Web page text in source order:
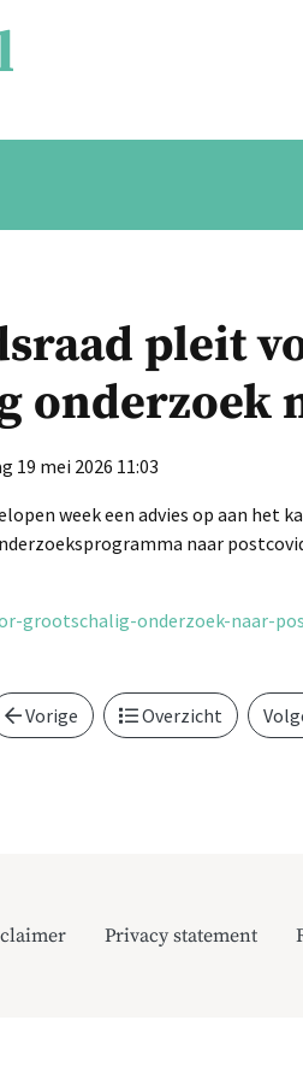
pleit
onderzoek
19 mei 2026 11:03
week een advies op aan het
naar
grootschalig-onderzoek-naar-
Vorige Overzicht
Privacy statement